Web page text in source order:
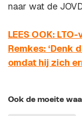
naar wat de
LEES OOK:
Remkes: ‘Denk
omdat hij zich
Ook de moeite